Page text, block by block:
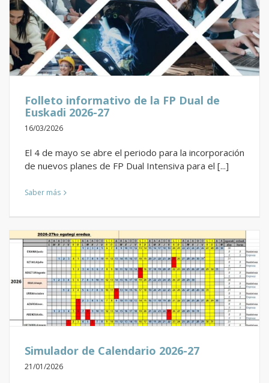
Folleto informativo de la FP Dual de
Euskadi 2026-27
16/03/2026
El 4 de mayo se abre el periodo para la incorporación
de nuevos planes de FP Dual Intensiva para el [...]
Saber más
Simulador de Calendario 2026-27
21/01/2026